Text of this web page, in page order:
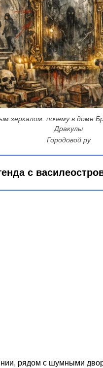
зеркалом: почему в доме
Дракулы
Городовой ру
с
рядом с шумными